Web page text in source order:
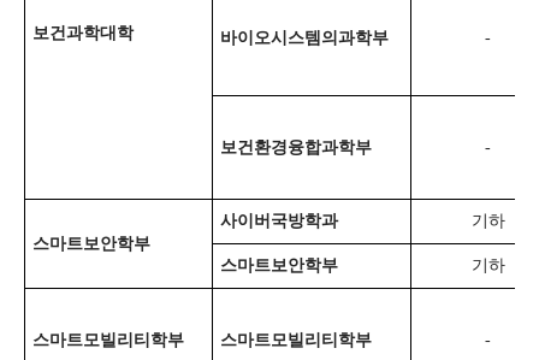
보건과학대학 바이오시스템의과학부 -
보건환경융합과학부 -
스마트보안학부
사이버국방학과 기하
스마트보안학부 기하
스마트모빌리티학부 스마트모빌리티학부 -